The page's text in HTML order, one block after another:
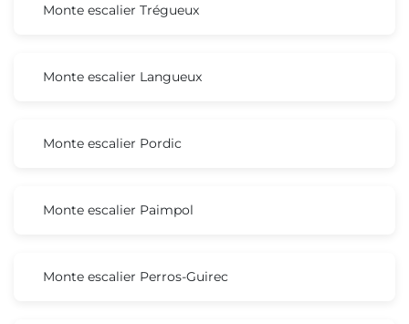
Monte escalier Trégueux
Monte escalier Langueux
Monte escalier Pordic
Monte escalier Paimpol
Monte escalier Perros-Guirec